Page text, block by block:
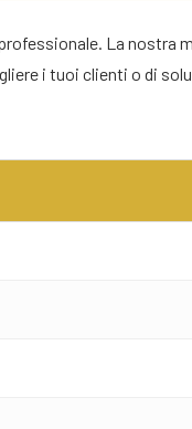
La nostra
i tuoi clienti o di